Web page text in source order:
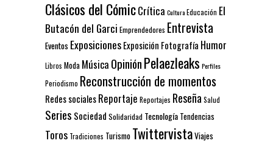
Clásicos del CómicCrítica CulturaEducación El
Butacón del Garci Emprendedores Entrevista
Eventos ExposicionesExposición Fotografía Humor
Libros Moda Música OpiniónPelaezleaks Perfiles
Periodismo Reconstrucción de momentos
Redes socialesReportaje Reportajes Reseña Salud
Series Sociedad Solidaridad Tecnología Tendencias
Toros Tradiciones Turismo TwittervistaViajes